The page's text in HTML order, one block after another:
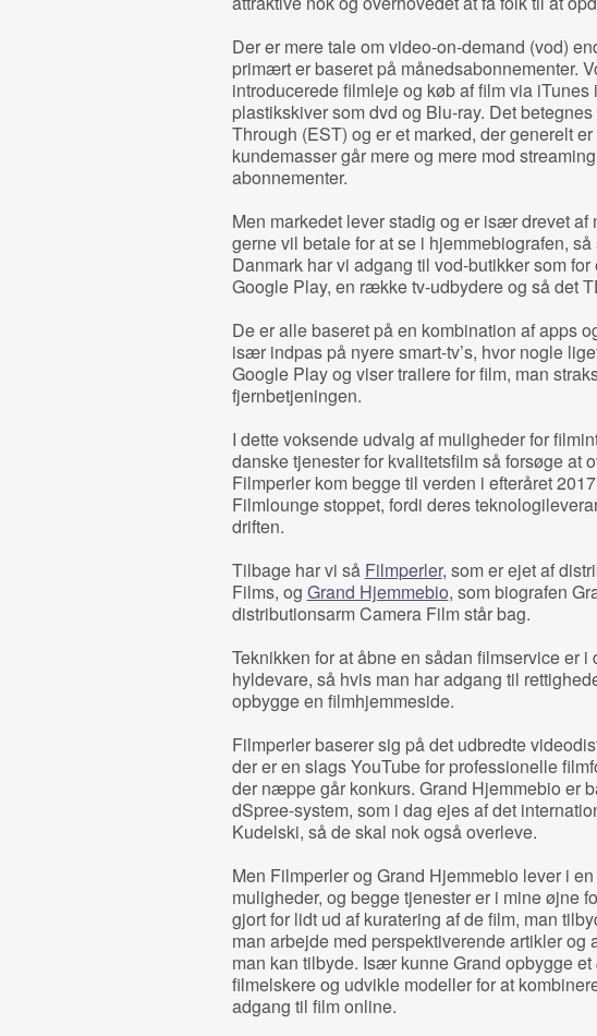
Der er mere tale om video-on-demand (vod)
primært er baseret på månedsabonnementer.
introducerede filmleje og køb af film via
plastikskiver som dvd og Blu-ray. Det
Through (EST) og er et marked, der generelt
kundemasser går mere og mere mod
abonnementer.
Men markedet lever stadig og er især drevet af
gerne vil betale for at se i hjemmebiografen,
Danmark har vi adgang til vod-butikker som
Google Play, en række tv-udbydere og så det
De er alle baseret på en kombination af apps
især indpas på nyere smart-tv’s, hvor nogle
Google Play og viser trailere for film, man
fjernbetjeningen.
I dette voksende udvalg af muligheder for
danske tjenester for kvalitetsfilm så forsøge at
Filmperler kom begge til verden i efteråret
Filmlounge stoppet, fordi deres
driften.
Tilbage har vi så Filmperler, som er ejet af
Films, og Grand Hjemmebio, som biografen
distributionsarm Camera Film står bag.
Teknikken for at åbne en sådan filmservice er
hyldevare, så hvis man har adgang til
opbygge en filmhjemmeside.
Filmperler baserer sig på det udbredte
der er en slags YouTube for professionelle
der næppe går konkurs. Grand Hjemmebio er
dSpree-system, som i dag ejes af det
Kudelski, så de skal nok også overleve.
Men Filmperler og Grand Hjemmebio lever i
muligheder, og begge tjenester er i mine øjne
gjort for lidt ud af kuratering af de film, man
man arbejde med perspektiverende artikler og
man kan tilbyde. Især kunne Grand opbygge et
filmelskere og udvikle modeller for at
adgang til film online.